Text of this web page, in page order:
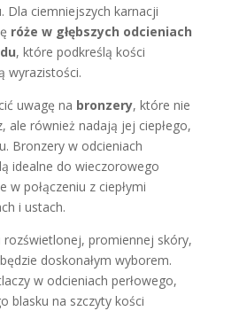
Dla ciemniejszych karnacji
róże w głębszych odcieniach
, które podkreślą kości
wyrazistości.
uwagę na bronzery, które nie
ale również nadają jej ciepłego,
Bronzery w odcieniach
idealne do wieczorowego
w połączeniu z ciepłymi
i ustach.
rozświetlonej, promiennej skóry,
będzie doskonałym wyborem.
w odcieniach perłowego,
blasku na szczyty kości